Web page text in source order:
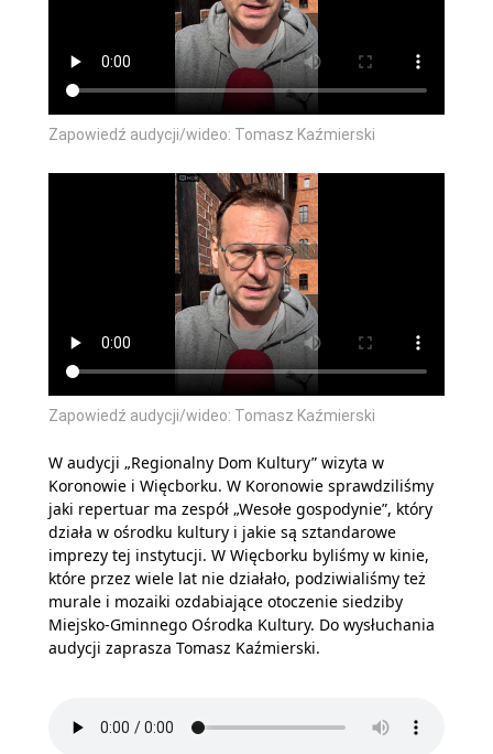
Zapowiedź audycji/wideo: Tomasz Kaźmierski
Zapowiedź audycji/wideo: Tomasz Kaźmierski
W audycji „Regionalny Dom Kultury” wizyta w
Koronowie i Więcborku. W Koronowie sprawdziliśmy
jaki repertuar ma zespół „Wesołe gospodynie”, który
działa w ośrodku kultury i jakie są sztandarowe
imprezy tej instytucji. W Więcborku byliśmy w kinie,
które przez wiele lat nie działało, podziwialiśmy też
murale i mozaiki ozdabiające otoczenie siedziby
Miejsko-Gminnego Ośrodka Kultury. Do wysłuchania
audycji zaprasza Tomasz Kaźmierski.